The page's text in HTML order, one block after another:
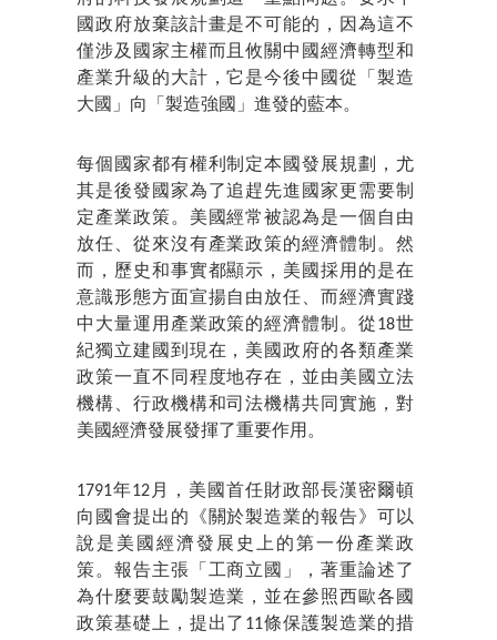
國政府放棄該計畫是不可能的，因為這不
僅涉及國家主權而且攸關中國經濟轉型和
產業升級的大計，它是今後中國從「製造
大國」向「製造強國」進發的藍本。
每個國家都有權利制定本國發展規劃，尤
其是後發國家為了追趕先進國家更需要制
定產業政策。美國經常被認為是一個自由
放任、從來沒有產業政策的經濟體制。然
而，歷史和事實都顯示，美國採用的是在
意識形態方面宣揚自由放任、而經濟實踐
中大量運用產業政策的經濟體制。從18世
紀獨立建國到現在，美國政府的各類產業
政策一直不同程度地存在，並由美國立法
機構、行政機構和司法機構共同實施，對
美國經濟發展發揮了重要作用。
1791年12月，美國首任財政部長漢密爾頓
向國會提出的《關於製造業的報告》可以
說是美國經濟發展史上的第一份產業政
策。報告主張「工商立國」，著重論述了
為什麼要鼓勵製造業，並在參照西歐各國
政策基礎上，提出了11條保護製造業的措